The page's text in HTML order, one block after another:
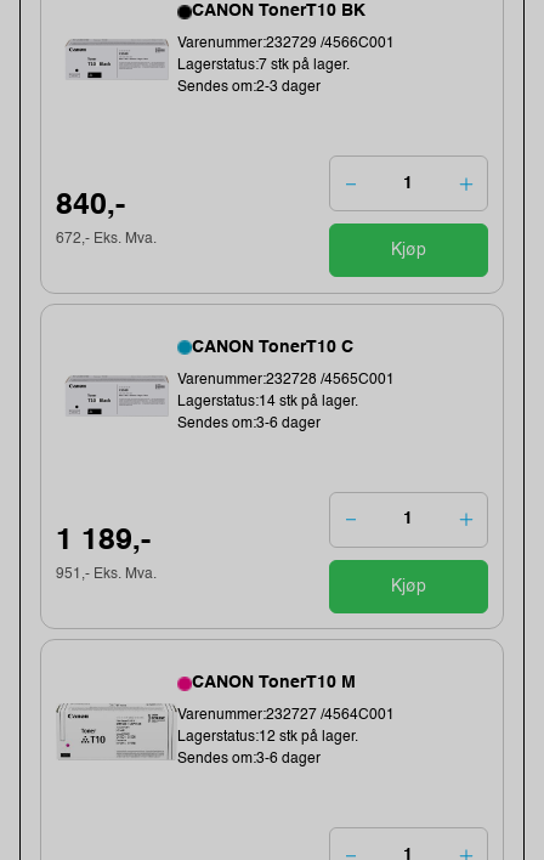
CANON TonerT10 BK
Varenummer:232729 /4566C001
Lagerstatus:7 stk på lager.
Sendes om:2-3 dager
840,-
672,- Eks. Mva.
Kjøp
CANON TonerT10 C
Varenummer:232728 /4565C001
Lagerstatus:14 stk på lager.
Sendes om:3-6 dager
1 189,-
951,- Eks. Mva.
Kjøp
CANON TonerT10 M
Varenummer:232727 /4564C001
Lagerstatus:12 stk på lager.
Sendes om:3-6 dager